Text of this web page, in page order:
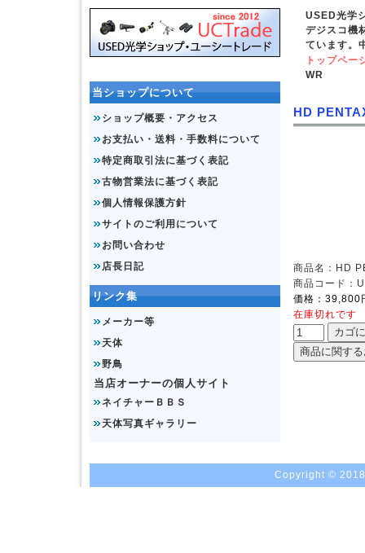
USED光学
デジスコ機
ています。
トップペー
WR
当ショップについて
ショップ概要・アクセス
お支払い・送料・手数料について
特定商取引法に基づく表記
古物営業法に基づく表記
個人情報保護方針
サイトのご利用について
お問い合わせ
店長日記
リンク集
メーカー等
天体
野鳥
当店オーナーの個人サイト
ネイチャーＢＢＳ
天体写真ギャラリー
HD
商品名：HD
商品コード：
価格：39,800
在庫切れです
Copyright ©